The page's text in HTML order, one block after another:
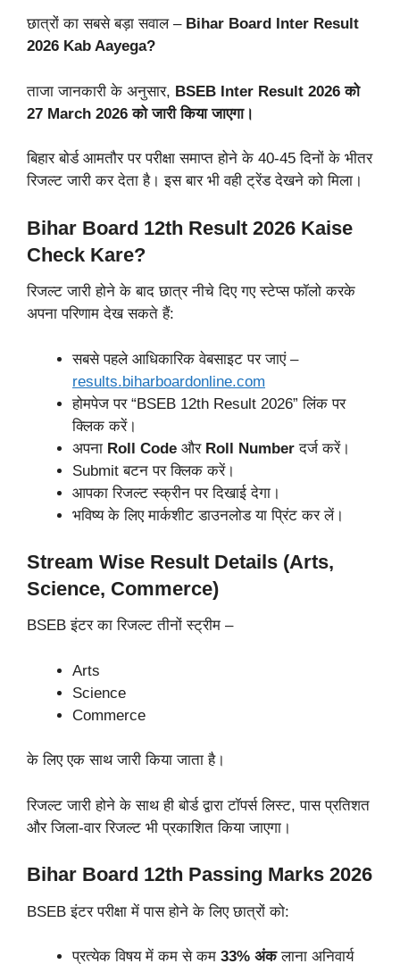
छात्रों का सबसे बड़ा सवाल – Bihar Board Inter Result
2026 Kab Aayega?
ताजा जानकारी के अनुसार, BSEB Inter Result 2026 को
27 March 2026 को जारी किया जाएगा।
बिहार बोर्ड आमतौर पर परीक्षा समाप्त होने के 40-45 दिनों के भीतर
रिजल्ट जारी कर देता है। इस बार भी वही ट्रेंड देखने को मिला।
Bihar Board 12th Result 2026 Kaise
Check Kare?
रिजल्ट जारी होने के बाद छात्र नीचे दिए गए स्टेप्स फॉलो करके
अपना परिणाम देख सकते हैं:
सबसे पहले आधिकारिक वेबसाइट पर जाएं –
results.biharboardonline.com
होमपेज पर “BSEB 12th Result 2026” लिंक पर
क्लिक करें।
अपना Roll Code और Roll Number दर्ज करें।
Submit बटन पर क्लिक करें।
आपका रिजल्ट स्क्रीन पर दिखाई देगा।
भविष्य के लिए मार्कशीट डाउनलोड या प्रिंट कर लें।
Stream Wise Result Details (Arts,
Science, Commerce)
BSEB इंटर का रिजल्ट तीनों स्ट्रीम –
Arts
Science
Commerce
के लिए एक साथ जारी किया जाता है।
रिजल्ट जारी होने के साथ ही बोर्ड द्वारा टॉपर्स लिस्ट, पास प्रतिशत
और जिला-वार रिजल्ट भी प्रकाशित किया जाएगा।
Bihar Board 12th Passing Marks 2026
BSEB इंटर परीक्षा में पास होने के लिए छात्रों को:
प्रत्येक विषय में कम से कम 33% अंकलाना अनिवार्य